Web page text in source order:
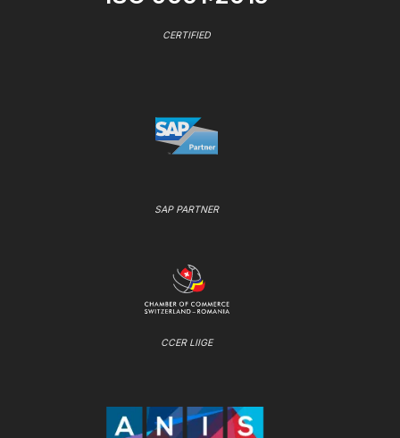
CERTIFIED
SAP PARTNER
CCER LIIGE